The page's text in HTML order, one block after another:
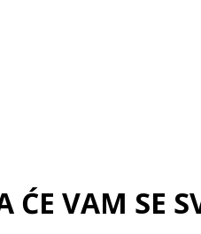
ĆE VAM SE